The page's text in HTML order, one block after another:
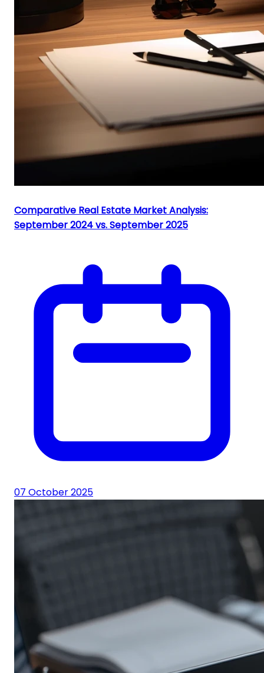
Comparative Real Estate Market Analysis:
September 2024 vs. September 2025
07 October 2025